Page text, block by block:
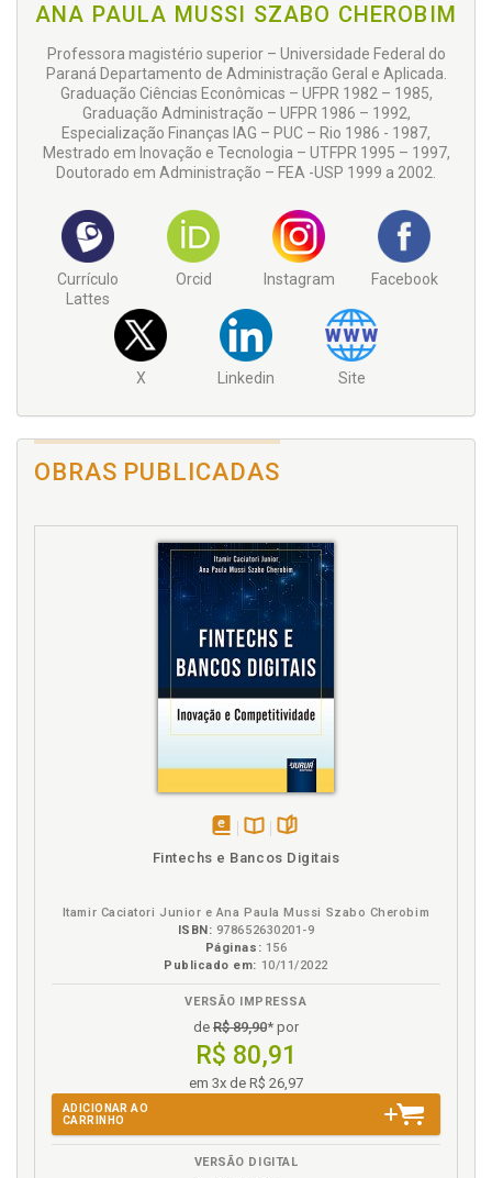
ANA PAULA MUSSI SZABO CHEROBIM
Professora magistério superior – Universidade Federal do
Paraná Departamento de Administração Geral e Aplicada.
Graduação Ciências Econômicas – UFPR 1982 – 1985,
Graduação Administração – UFPR 1986 – 1992,
Especialização Finanças IAG – PUC – Rio 1986 - 1987,
Mestrado em Inovação e Tecnologia – UTFPR 1995 – 1997,
Doutorado em Administração – FEA -USP 1999 a 2002.
Currículo
Lattes
Orcid Instagram Facebook
X Linkedin Site
OBRAS PUBLICADAS
Fintechs e Bancos Digitais
Itamir Caciatori Junior e Ana Paula Mussi Szabo Cherobim
ISBN: 978652630201-9
Páginas: 156
Publicado em: 10/11/2022
VERSÃO IMPRESSA
de R$ 89,90* por
R$ 80,91
em 3x de R$ 26,97
ADICIONAR AO
CARRINHO
VERSÃO DIGITAL